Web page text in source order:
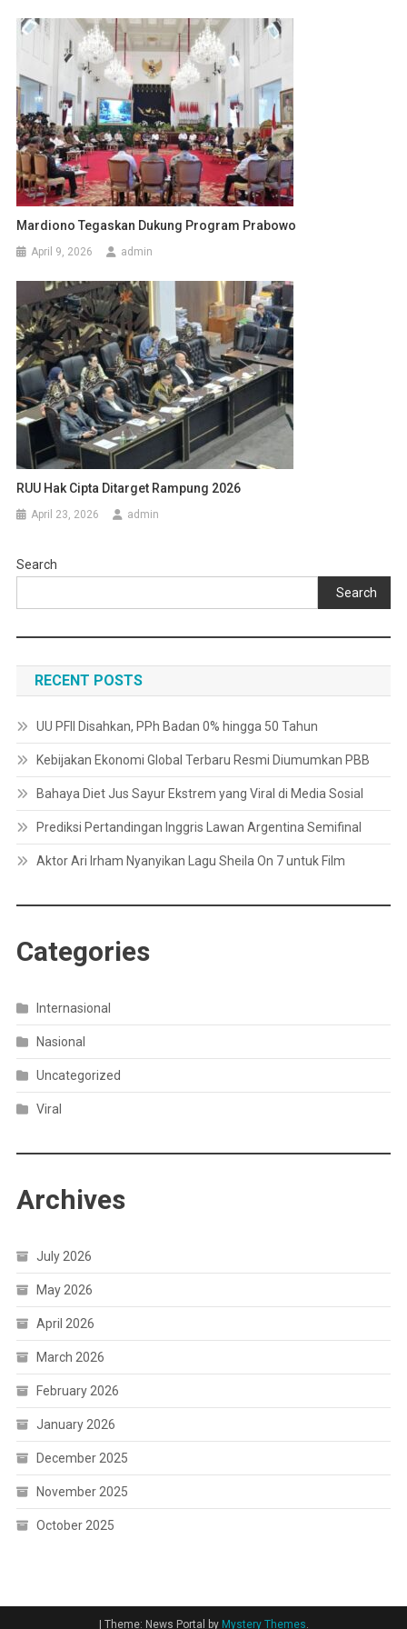
Mardiono Tegaskan Dukung Program Prabowo
April 9, 2026 admin
RUU Hak Cipta Ditarget Rampung 2026
April 23, 2026 admin
Search
Search
RECENT POSTS
UU PFII Disahkan, PPh Badan 0% hingga 50 Tahun
Kebijakan Ekonomi Global Terbaru Resmi Diumumkan PBB
Bahaya Diet Jus Sayur Ekstrem yang Viral di Media Sosial
Prediksi Pertandingan Inggris Lawan Argentina Semifinal
Aktor Ari Irham Nyanyikan Lagu Sheila On 7 untuk Film
Categories
Internasional
Nasional
Uncategorized
Viral
Archives
July 2026
May 2026
April 2026
March 2026
February 2026
January 2026
December 2025
November 2025
October 2025
Theme: News Portal by Mystery Themes.